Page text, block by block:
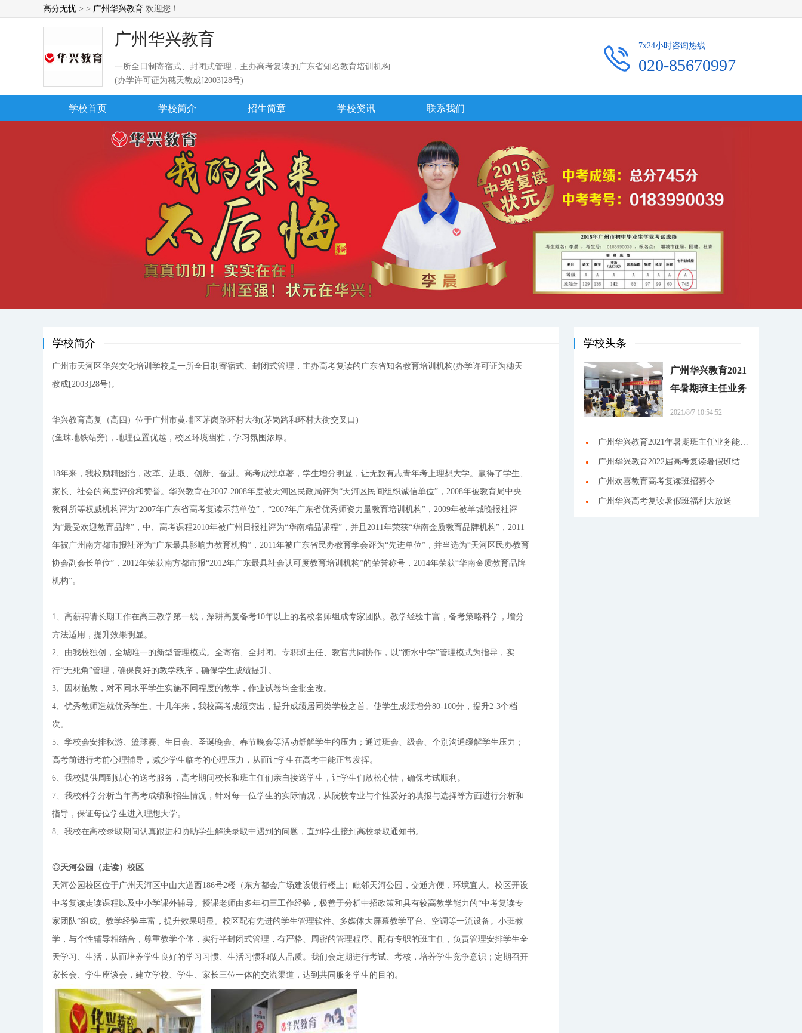
高分无忧 > > 广州华兴教育 欢迎您！
广州华兴教育
一所全日制寄宿式、封闭式管理，主办高考复读的广东省知名教育培训机构
(办学许可证为穗天教成[2003]28号)
7x24小时咨询热线
020-85670997
学校首页 学校简介 招生简章 学校资讯 联系我们
学校简介
广州市天河区华兴文化培训学校是一所全日制寄宿式、封闭式管理，主办高考复读的广东省知名教育培训机构(办学许可证为穗天
教成[2003]28号)。
华兴教育高复（高四）位于广州市黄埔区茅岗路环村大街(茅岗路和环村大街交叉口)
(鱼珠地铁站旁)，地理位置优越，校区环境幽雅，学习氛围浓厚。
18年来，我校励精图治，改革、进取、创新、奋进。高考成绩卓著，学生增分明显，让无数有志青年考上理想大学。赢得了学生、
家长、社会的高度评价和赞誉。华兴教育在2007-2008年度被天河区民政局评为“天河区民间组织诚信单位”，2008年被教育局中央
教科所等权威机构评为“2007年广东省高考复读示范单位”，“2007年广东省优秀师资力量教育培训机构”，2009年被羊城晚报社评
为“最受欢迎教育品牌”，中、高考课程2010年被广州日报社评为“华南精品课程”，并且2011年荣获“华南金质教育品牌机构”，2011
年被广州南方都市报社评为“广东最具影响力教育机构”，2011年被广东省民办教育学会评为“先进单位”，并当选为“天河区民办教育
协会副会长单位”，2012年荣获南方都市报“2012年广东最具社会认可度教育培训机构”的荣誉称号，2014年荣获“华南金质教育品牌
机构”。
1、高薪聘请长期工作在高三教学第一线，深耕高复备考10年以上的名校名师组成专家团队。教学经验丰富，备考策略科学，增分
方法适用，提升效果明显。
2、由我校独创，全城唯一的新型管理模式。全寄宿、全封闭。专职班主任、教官共同协作，以“衡水中学”管理模式为指导，实
行“无死角”管理，确保良好的教学秩序，确保学生成绩提升。
3、因材施教，对不同水平学生实施不同程度的教学，作业试卷均全批全改。
4、优秀教师造就优秀学生。十几年来，我校高考成绩突出，提升成绩居同类学校之首。使学生成绩增分80-100分，提升2-3个档
次。
5、学校会安排秋游、篮球赛、生日会、圣诞晚会、春节晚会等活动舒解学生的压力；通过班会、级会、个别沟通缓解学生压力；
高考前进行考前心理辅导，减少学生临考的心理压力，从而让学生在高考中能正常发挥。
6、我校提供周到贴心的送考服务，高考期间校长和班主任们亲自接送学生，让学生们放松心情，确保考试顺利。
7、我校科学分析当年高考成绩和招生情况，针对每一位学生的实际情况，从院校专业与个性爱好的填报与选择等方面进行分析和
指导，保证每位学生进入理想大学。
8、我校在高校录取期间认真跟进和协助学生解决录取中遇到的问题，直到学生接到高校录取通知书。
◎天河公园（走读）校区
天河公园校区位于广州天河区中山大道西186号2楼（东方都会广场建设银行楼上）毗邻天河公园，交通方便，环境宜人。校区开设
中考复读走读课程以及中小学课外辅导。授课老师由多年初三工作经验，极善于分析中招政策和具有较高教学能力的“中考复读专
家团队”组成。教学经验丰富，提升效果明显。校区配有先进的学生管理软件、多媒体大屏幕教学平台、空调等一流设备。小班教
学，与个性辅导相结合，尊重教学个体，实行半封闭式管理，有严格、周密的管理程序。配有专职的班主任，负责管理安排学生全
天学习、生活，从而培养学生良好的学习习惯、生活习惯和做人品质。我们会定期进行考试、考核，培养学生竞争意识；定期召开
家长会、学生座谈会，建立学校、学生、家长三位一体的交流渠道，达到共同服务学生的目的。
学校头条
广州华兴教育2021
年暑期班主任业务
2021/8/7 10:54:52
广州华兴教育2021年暑期班主任业务能力培训
广州华兴教育2022届高考复读暑假班结营活动！
广州欢喜教育高考复读班招募令
广州华兴高考复读暑假班福利大放送